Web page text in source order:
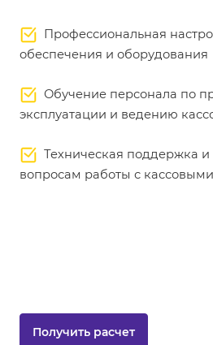
Профессиональная
обеспечения и оборудования
Обучение персонала по
эксплуатации и ведению
Техническая поддержка и
вопросам работы с
Получить расчет